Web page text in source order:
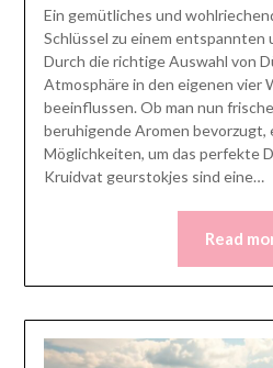
Ein gemütliches und
Schlüssel zu einem entspannten
Durch die richtige Auswahl von
Atmosphäre in den eigenen vier
beeinflussen. Ob man nun
beruhigende Aromen bevorzugt,
Möglichkeiten, um das perfekte
Kruidvat geurstokjes sind eine…
Read